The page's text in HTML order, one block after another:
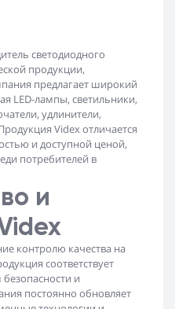
светодиодного
продукции,
предлагает широкий
LED-лампы, светильники,
удлинители,
Videx отличается
и доступной ценой,
потребителей в
и
контролю качества на
соответствует
и
постоянно обновляет